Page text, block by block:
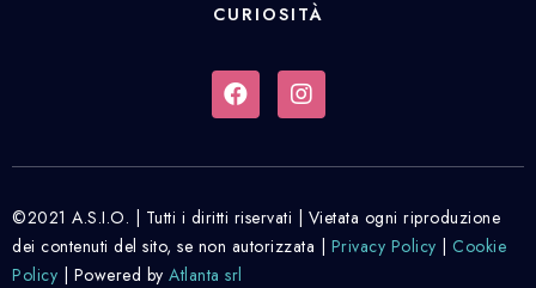
CURIOSITÀ
©2021 A.S.I.O. | Tutti i diritti riservati | Vietata ogni riproduzione
dei contenuti del sito, se non autorizzata | Privacy Policy | Cookie
Policy | Powered by Atlanta srl